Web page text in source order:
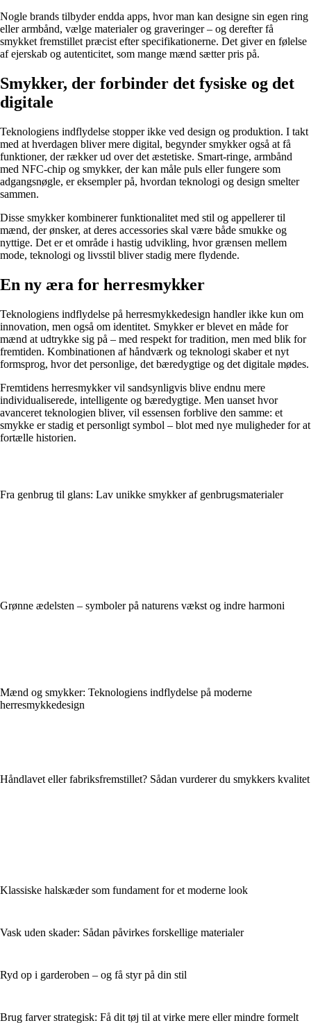
Nogle brands tilbyder endda apps, hvor man kan designe sin egen ring
eller armbånd, vælge materialer og graveringer – og derefter få
smykket fremstillet præcist efter specifikationerne. Det giver en følelse
af ejerskab og autenticitet, som mange mænd sætter pris på.
Smykker, der forbinder det fysiske og det
digitale
Teknologiens indflydelse stopper ikke ved design og produktion. I takt
med at hverdagen bliver mere digital, begynder smykker også at få
funktioner, der rækker ud over det æstetiske. Smart-ringe, armbånd
med NFC-chip og smykker, der kan måle puls eller fungere som
adgangsnøgle, er eksempler på, hvordan teknologi og design smelter
sammen.
Disse smykker kombinerer funktionalitet med stil og appellerer til
mænd, der ønsker, at deres accessories skal være både smukke og
nyttige. Det er et område i hastig udvikling, hvor grænsen mellem
mode, teknologi og livsstil bliver stadig mere flydende.
En ny æra for herresmykker
Teknologiens indflydelse på herresmykkedesign handler ikke kun om
innovation, men også om identitet. Smykker er blevet en måde for
mænd at udtrykke sig på – med respekt for tradition, men med blik for
fremtiden. Kombinationen af håndværk og teknologi skaber et nyt
formsprog, hvor det personlige, det bæredygtige og det digitale mødes.
Fremtidens herresmykker vil sandsynligvis blive endnu mere
individualiserede, intelligente og bæredygtige. Men uanset hvor
avanceret teknologien bliver, vil essensen forblive den samme: et
smykke er stadig et personligt symbol – blot med nye muligheder for at
fortælle historien.
Fra genbrug til glans: Lav unikke smykker af genbrugsmaterialer
Grønne ædelsten – symboler på naturens vækst og indre harmoni
Mænd og smykker: Teknologiens indflydelse på moderne
herresmykkedesign
Håndlavet eller fabriksfremstillet? Sådan vurderer du smykkers kvalitet
Klassiske halskæder som fundament for et moderne look
Vask uden skader: Sådan påvirkes forskellige materialer
Ryd op i garderoben – og få styr på din stil
Brug farver strategisk: Få dit tøj til at virke mere eller mindre formelt